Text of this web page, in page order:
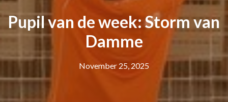
Pupil van de week: Storm van
Damme
November 25, 2025